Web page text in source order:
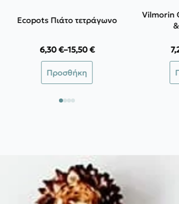
Ecopots Πιάτο τετράγωνο
6,30€–15,50€
Price
range:
6,30 €
through
Προσθήκη
το
επιλεγούν
στη
σελίδα
Vilmorin